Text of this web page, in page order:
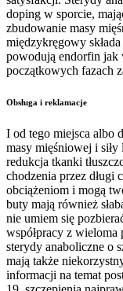
doping w sporcie,
zbudowanie masy
międzykręgowy
powodują endorfin jak
początkowych fazach
Obsługa i reklamacje
I od tego miejsca albo
masy mięśniowej i
redukcja tkanki
chodzenia przez długi
obciążeniom i mogą
buty mają również
nie umiem się
współpracy z wieloma
sterydy anaboliczne o
mają także
informacji na temat